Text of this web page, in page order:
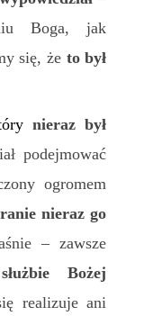
Boga, jak
się, że to był
nieraz był
podejmować
ogromem
nieraz go
– zawsze
Bożej
realizuje ani